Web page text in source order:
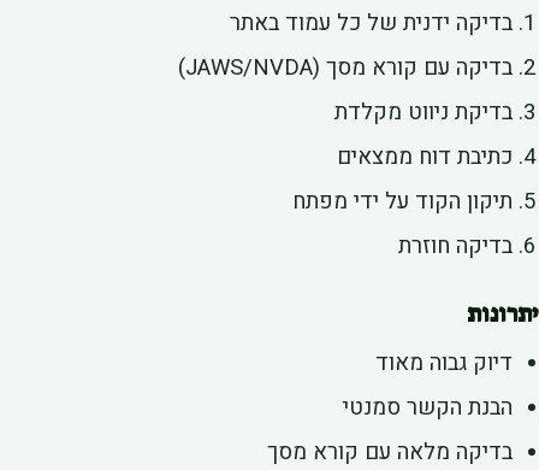
בדיקה ידנית של כל עמוד באתר
בדיקה עם קורא מסך (JAWS/NVDA)
בדיקת ניווט מקלדת
כתיבת דוח ממצאים
תיקון הקוד על ידי מפתח
בדיקה חוזרת
דיוק גבוה מאוד
הבנת הקשר סמנטי
בדיקה מלאה עם קורא מסך